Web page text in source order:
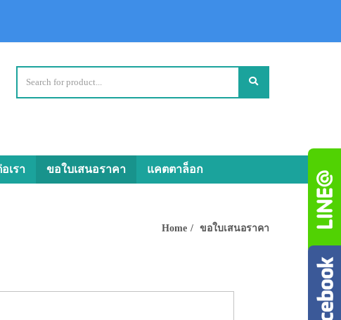
เรา ขอใบเสนอราคา แคตตาล็อก
Home ขอใบเสนอราคา